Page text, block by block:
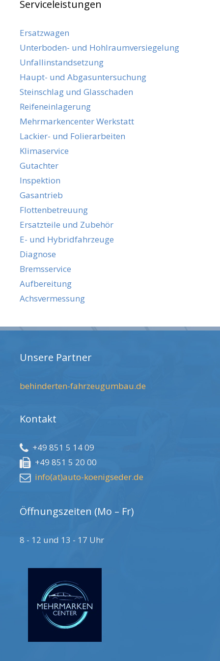
Serviceleistungen
Ersatzwagen
Unterboden- und Hohlraumversiegelung
Unfallinstandsetzung
Haupt- und Abgasuntersuchung
Steinschlag und Glasschaden
Reifeneinlagerung
Mehrmarkencenter Werkstatt
Lackier- und Folierarbeiten
Klimaservice
Gutachter
Inspektion
Gasantrieb
Flottenbetreuung
Ersatzteile und Zubehör
E- und Hybridfahrzeuge
Diagnose
Bremsservice
Aufbereitung
Achsvermessung
Unsere Partner
behinderten-fahrzeugumbau.de
Kontakt
+49 851 5 14 09
+49 851 5 20 00
info(at)auto-koenigseder.de
Öffnungszeiten (Mo – Fr)
8 - 12 und 13 - 17 Uhr